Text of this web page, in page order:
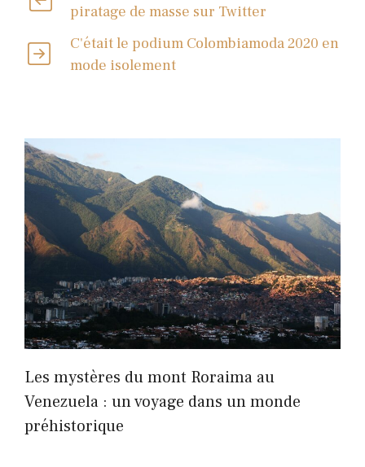
piratage de masse sur Twitter
C'était le podium Colombiamoda 2020 en
mode isolement
Les mystères du mont Roraima au
Venezuela : un voyage dans un monde
préhistorique